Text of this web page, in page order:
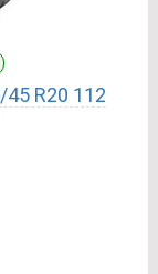
45 R20 112